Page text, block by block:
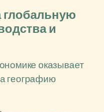
глобальную
и
оказывает
географию